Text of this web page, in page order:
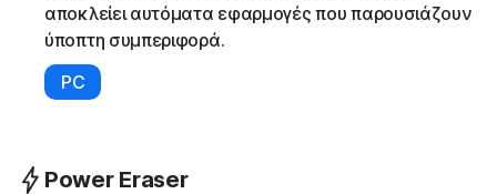
αποκλείει αυτόματα εφαρμογές που παρουσιάζουν
ύποπτη συμπεριφορά.
PC
Power Eraser